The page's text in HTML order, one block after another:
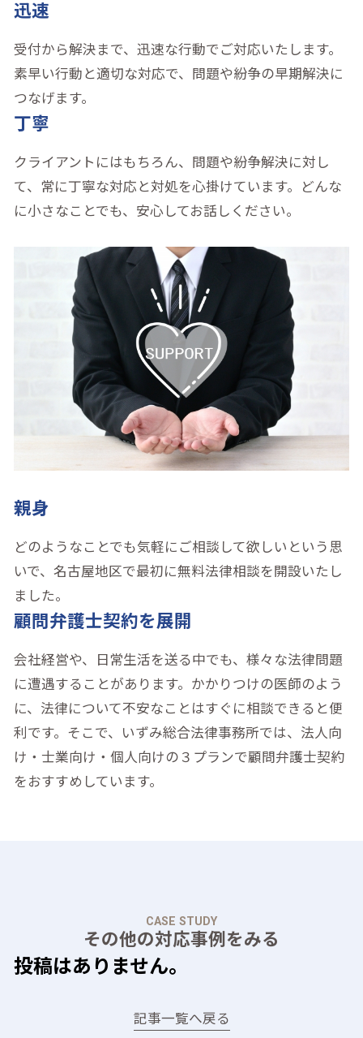
迅速
受付から解決まで、迅速な行動でご対応いたします。
素早い行動と適切な対応で、問題や紛争の早期解決に
つなげます。
丁寧
クライアントにはもちろん、問題や紛争解決に対し
て、常に丁寧な対応と対処を心掛けています。どんな
に小さなことでも、安心してお話しください。
親身
どのようなことでも気軽にご相談して欲しいという思
いで、名古屋地区で最初に無料法律相談を開設いたし
ました。
顧問弁護士契約を展開
会社経営や、日常生活を送る中でも、様々な法律問題
に遭遇することがあります。かかりつけの医師のよう
に、法律について不安なことはすぐに相談できると便
利です。そこで、いずみ総合法律事務所では、法人向
け・士業向け・個人向けの３プランで顧問弁護士契約
をおすすめしています。
CASE STUDY
その他の対応事例をみる
投稿はありません。
記事一覧へ戻る